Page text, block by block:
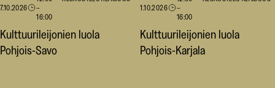
7.10.2026
–
16:00
Kulttuurileijonien luola
Pohjois-Savo
1.10.2026
–
16:00
Kulttuurileijonien luola
Pohjois-Karjala